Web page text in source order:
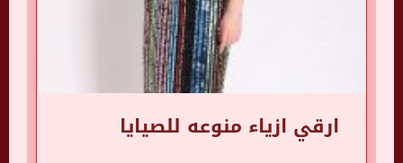
ارقي ازياء منوعه للصيايا